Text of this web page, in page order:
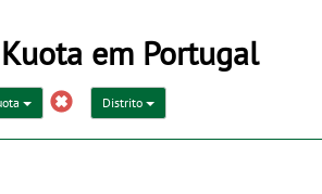
em Portugal
Distrito